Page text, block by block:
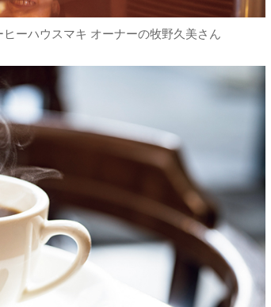
ーハウスマキ オーナーの牧野久美さん